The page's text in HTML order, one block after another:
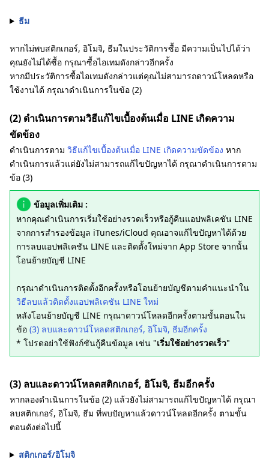
ธีม
หากไม่พบสติกเกอร์, อิโมจิ, ธีมในประวัติการซื้อ มีความเป็นไปได้ว่า
คุณยังไม่ได้ซื้อ กรุณาซื้อไอเทมดังกล่าวอีกครั้ง
หากมีประวัติการซื้อไอเทมดังกล่าวแต่คุณไม่สามารถดาวน์โหลดหรือ
ใช้งานได้ กรุณาดำเนินการในข้อ (2)
(2) ดำเนินการตามวิธีแก้ไขเบื้องต้นเมื่อ LINE เกิดความ
ขัดข้อง
ดำเนินการตาม วิธีแก้ไขเบื้องต้นเมื่อ LINE เกิดความขัดข้อง หาก
ดำเนินการแล้วแต่ยังไม่สามารถแก้ไขปัญหาได้ กรุณาดำเนินการตาม
ข้อ (3)
ข้อมูลเพิ่มเติม :
หากคุณดำเนินการเริ่มใช้อย่างรวดเร็วหรือกู้คืนแอปพลิเคชัน LINE
จากการสำรองข้อมูล iTunes/iCloud คุณอาจแก้ไขปัญหาได้ด้วย
การลบแอปพลิเคชัน LINE และติดตั้งใหม่จาก App Store จากนั้น
โอนย้ายบัญชี LINE
กรุณาดำเนินการติดตั้งอีกครั้งหรือโอนย้ายบัญชีตามคำแนะนำใน
วิธีลบแล้วติดตั้งแอปพลิเคชัน LINE ใหม่
หลังโอนย้ายบัญชี LINE กรุณาดาวน์โหลดอีกครั้งตามขั้นตอนใน
ข้อ (3) ลบและดาวน์โหลดสติกเกอร์, อิโมจิ, ธีมอีกครั้ง
* โปรดอย่าใช้ฟังก์ชันกู้คืนข้อมูล เช่น "เริ่มใช้อย่างรวดเร็ว"
(3) ลบและดาวน์โหลดสติกเกอร์, อิโมจิ, ธีมอีกครั้ง
หากลองดำเนินการในข้อ (2) แล้วยังไม่สามารถแก้ไขปัญหาได้ กรุณา
ลบสติกเกอร์, อิโมจิ, ธีม ที่พบปัญหาแล้วดาวน์โหลดอีกครั้ง ตามขั้น
ตอนดังต่อไปนี้
สติกเกอร์/อิโมจิ